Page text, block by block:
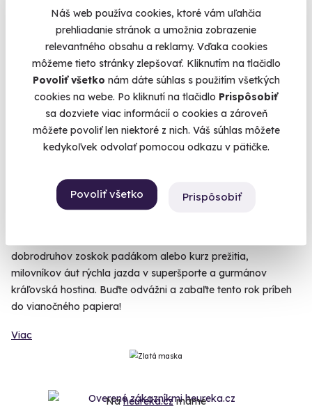
Náš web používa cookies, ktoré vám uľahčia
prehliadanie stránok a umožnia zobrazenie
relevantného obsahu a reklamy. Vďaka cookies
môžeme tieto stránky zlepšovať. Kliknutím na tlačidlo
Povoliť všetko nám dáte súhlas s použitím všetkých
cookies na webe. Po kliknutí na tlačidlo Prispôsobiť
sa dozviete viac informácií o cookies a zároveň
môžete povoliť len niektoré z nich. Váš súhlas môžete
kedykoľvek odvolať pomocou odkazu v pätičke.
Povoliť všetko Prispôsobiť
(+ 2 ďalšie lokality)
125 €
Nekupujte veci pod stromček,vyrobte si spomienku. A
Pletených svetrov, papúč a spoločných prípravkov už bolo
dobrodruhov zoskok padákom alebo kurz prežitia,
milovníkov áut rýchla jazda v superšporte a gurmánov
kráľovská hostina. Buďte odvážni a zabaľte tento rok príbeh
do vianočného papiera!
Viac
Naheureka.czmáme